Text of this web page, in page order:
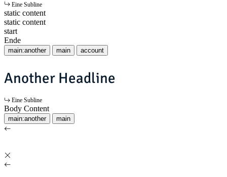
Eine Subline
static content
static content
start
Ende
main:another main account
Another Headline
Eine Subline
Body Content
main:another main